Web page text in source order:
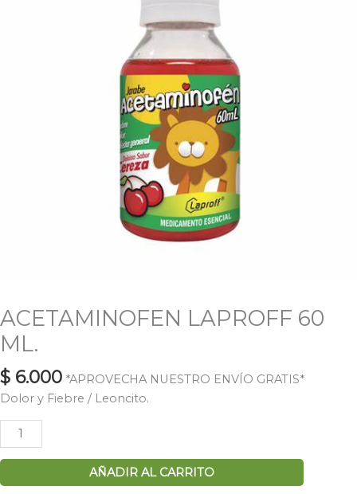
ACETAMINOFEN LAPROFF 60
ML.
$ 6.000 *APROVECHA NUESTRO ENVÍO GRATIS*
Dolor y Fiebre / Leoncito.
AÑADIR AL CARRITO